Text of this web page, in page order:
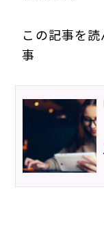
この記事を
事